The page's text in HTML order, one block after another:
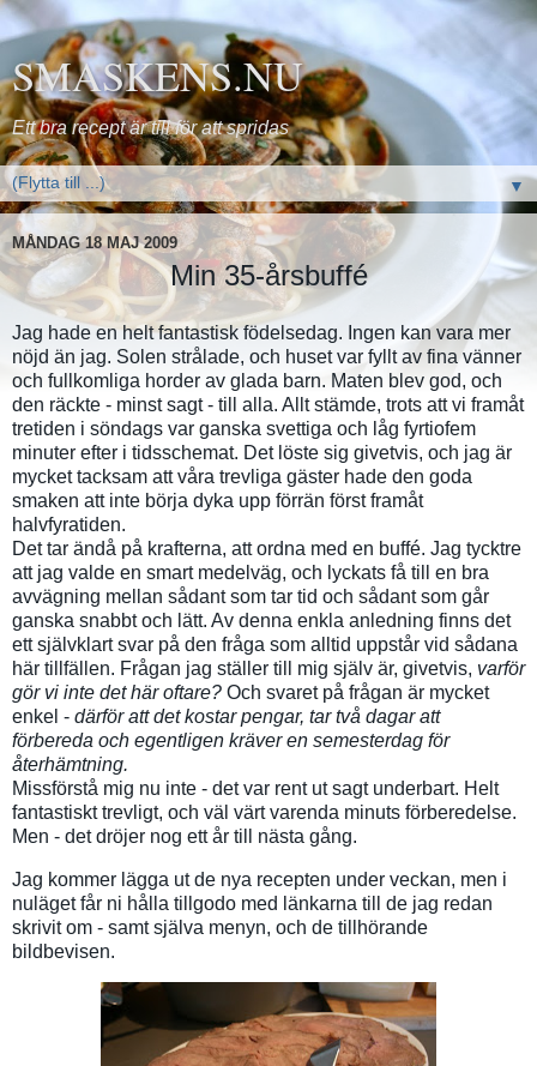
SMASKENS.NU
Ett bra recept är till för att spridas
▼
MÅNDAG 18 MAJ 2009
Min 35-årsbuffé
Jag hade en helt fantastisk födelsedag. Ingen kan vara mer
nöjd än jag. Solen strålade, och huset var fyllt av fina vänner
och fullkomliga horder av glada barn. Maten blev god, och
den räckte - minst sagt - till alla. Allt stämde, trots att vi framåt
tretiden i söndags var ganska svettiga och låg fyrtiofem
minuter efter i tidsschemat. Det löste sig givetvis, och jag är
mycket tacksam att våra trevliga gäster hade den goda
smaken att inte börja dyka upp förrän först framåt
halvfyratiden.
Det tar ändå på krafterna, att ordna med en buffé. Jag tycktre
att jag valde en smart medelväg, och lyckats få till en bra
avvägning mellan sådant som tar tid och sådant som går
ganska snabbt och lätt. Av denna enkla anledning finns det
ett självklart svar på den fråga som alltid uppstår vid sådana
här tillfällen. Frågan jag ställer till mig själv är, givetvis, varför
gör vi inte det här oftare? Och svaret på frågan är mycket
enkel - därför att det kostar pengar, tar två dagar att
förbereda och egentligen kräver en semesterdag för
återhämtning.
Missförstå mig nu inte - det var rent ut sagt underbart. Helt
fantastiskt trevligt, och väl värt varenda minuts förberedelse.
Men - det dröjer nog ett år till nästa gång.
Jag kommer lägga ut de nya recepten under veckan, men i
nuläget får ni hålla tillgodo med länkarna till de jag redan
skrivit om - samt själva menyn, och de tillhörande
bildbevisen.